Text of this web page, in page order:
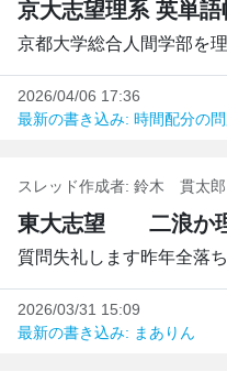
京大志望理系 英単
2026/04/06 17:36
最新の書き込み: 時間配分の
スレッド作成者: 鈴木 貫太郎
東大志望 二浪か
2026/03/31 15:09
最新の書き込み: まありん